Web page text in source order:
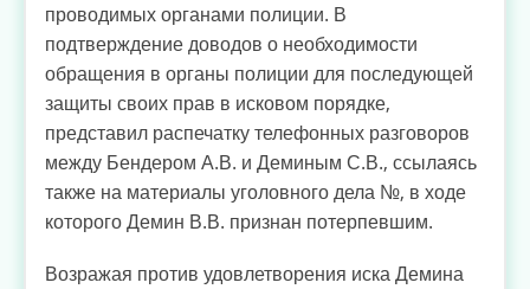
проводимых органами полиции. В
подтверждение доводов о необходимости
обращения в органы полиции для последующей
защиты своих прав в исковом порядке,
представил распечатку телефонных разговоров
между Бендером А.В. и Деминым С.В., ссылаясь
также на материалы уголовного дела №, в ходе
которого Демин В.В. признан потерпевшим.
Возражая против удовлетворения иска Демина